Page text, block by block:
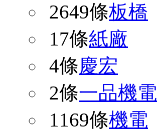
2649條板橋
17條紙廠
4條慶宏
2條一品機電
1169條機電